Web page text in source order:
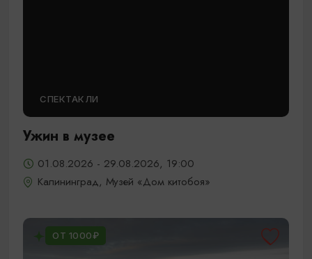
СПЕКТАКЛИ
Ужин в музее
01.08.2026 - 29.08.2026, 19:00
Калининград, Музей «Дом китобоя»
ОТ 1000₽